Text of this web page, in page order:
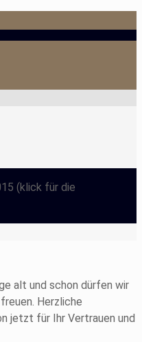
(klick für die
alt und schon dürfen wir
Herzliche
jetzt für Ihr Vertrauen und